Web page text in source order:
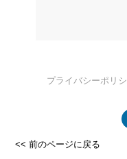
プライバシーポリ
<< 前のページに戻る